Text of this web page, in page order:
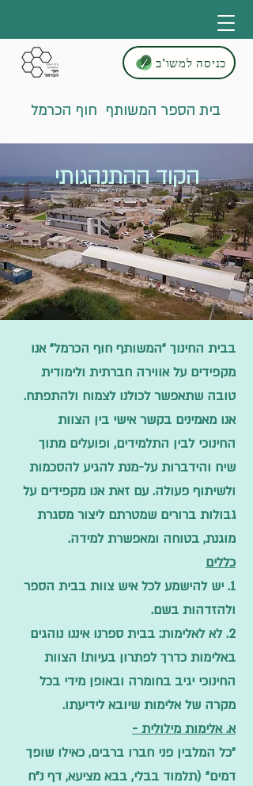
כניסה למשו"ב
בית הספר המשותף חוף הכרמל
הקוד ההתנהגותי
בבית החינוך "המשותף חוף הכרמל" אנו
מקפידים על אווירה חברתית ולימודית
טובה שתאפשר לכולנו לצמוח ולהתפתח.
אנו מאמינים בקשר אישי בין הצוות
החינוכי לבין התלמידים, ופועלים מתוך
שיח והידברות על-מנת להגיע להסכמות
ולשיתוף פעולה. עם זאת אנו מקפידים על
גבולות ברורים שמטרתם ליצור מסגרת
מוגנת, בטוחה ומאפשרת למידה.
כללים
1. יש להישמע לכל איש צוות בבית הספר
ולהזדהות בשם.
2. לא לאלימות: בבית ספרנו איננו נוהגים
באלימות כדרך לפתרון בעיות! הצוות
החינוכי יגיב בחומרה ובאופן מידי בכל
מקרה של אלימות שיובא לידיעתו.
א. אלימות מילולית -
"כל המלבין פני חברו ברבים, כאילו שופך
דמים" (תלמוד בבלי, בבא מציעא, דף נ"ח